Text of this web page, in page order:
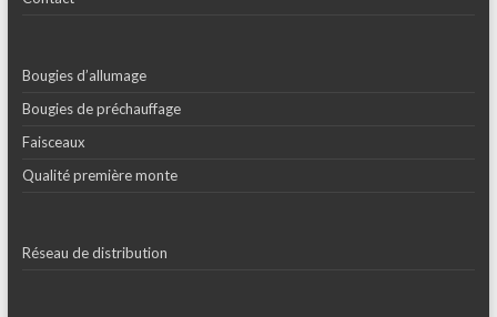
Bougies d’allumage
Bougies de préchauffage
Faisceaux
Qualité première monte
Réseau de distribution